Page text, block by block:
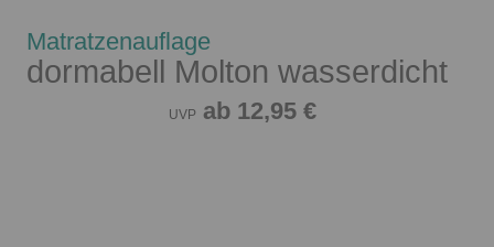
Matratzenauflage
dormabell Molton wasserdicht
UVP ab 12,95 €